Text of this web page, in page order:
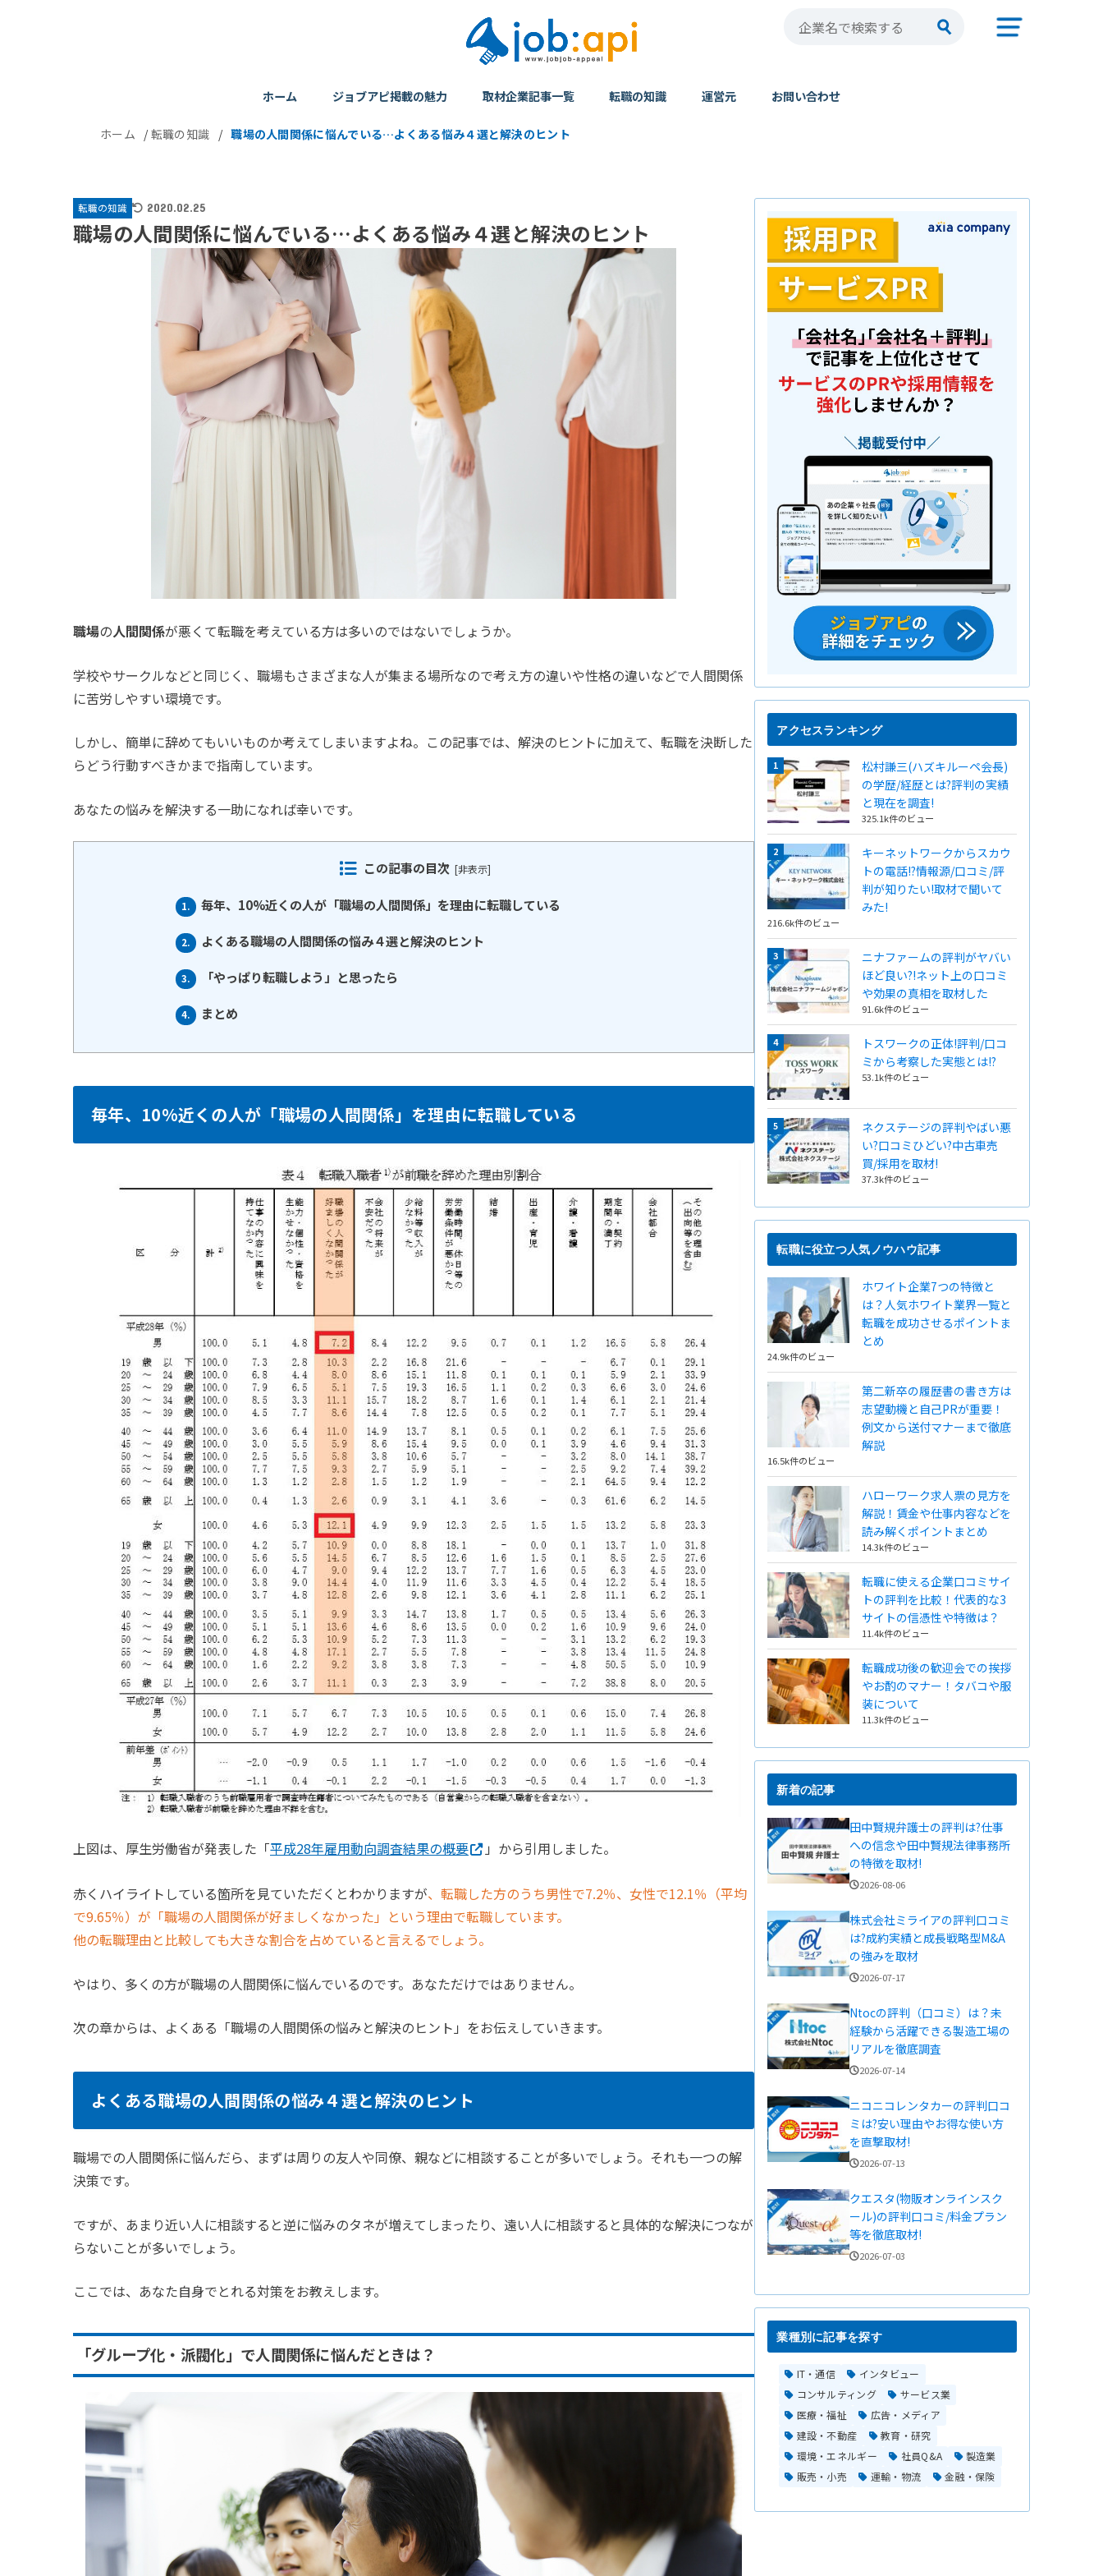
ホーム ジョブアピ掲載の魅力 取材企業記事一覧 転職の知識 運営元 お問い合わせ
ホーム /転職の知識 / 職場の人間関係に悩んでいる…よくある悩み４選と解決のヒント
転職の知識 2020.02.25
職場の人間関係に悩んでいる…よくある悩み４選と解決のヒント
職場の人間関係が悪くて転職を考えている方は多いのではないでしょうか。
学校やサークルなどと同じく、職場もさまざまな人が集まる場所なので考え方の違いや性格の違いなどで人間関係
に苦労しやすい環境です。
しかし、簡単に辞めてもいいものか考えてしまいますよね。この記事では、解決のヒントに加えて、転職を決断した
らどう行動すべきかまで指南しています。
あなたの悩みを解決する一助になれば幸いです。
この記事の目次 [非表示]
1. 毎年、10%近くの人が「職場の人間関係」を理由に転職している
2. よくある職場の人間関係の悩み４選と解決のヒント
3. 「やっぱり転職しよう」と思ったら
4. まとめ
毎年、10%近くの人が「職場の人間関係」を理由に転職している
上図は、厚生労働省が発表した「平成28年雇用動向調査結果の概要 」から引用しました。
赤くハイライトしている箇所を見ていただくとわかりますが、転職した方のうち男性で7.2％、女性で12.1％（平均
で9.65％）が「職場の人間関係が好ましくなかった」という理由で転職しています。
他の転職理由と比較しても大きな割合を占めていると言えるでしょう。
やはり、多くの方が職場の人間関係に悩んでいるのです。あなただけではありません。
次の章からは、よくある「職場の人間関係の悩みと解決のヒント」をお伝えしていきます。
よくある職場の人間関係の悩み４選と解決のヒント
職場での人間関係に悩んだら、まずは周りの友人や同僚、親などに相談することが多いでしょう。それも一つの解
決策です。
ですが、あまり近い人に相談すると逆に悩みのタネが増えてしまったり、遠い人に相談すると具体的な解決につなが
らないことが多いでしょう。
ここでは、あなた自身でとれる対策をお教えします。
「グループ化・派閥化」で人間関係に悩んだときは？
アクセスランキング
松村謙三(ハズキルーペ会長)
の学歴/経歴とは?評判の実績
と現在を調査!
325.1k件のビュー
キーネットワークからスカウ
トの電話!?情報源/口コミ/評
判が知りたい!取材で聞いて
みた!
216.6k件のビュー
ニナファームの評判がヤバい
ほど良い?!ネット上の口コミ
や効果の真相を取材した
91.6k件のビュー
トスワークの正体!評判/口コ
ミから考察した実態とは!?
53.1k件のビュー
ネクステージの評判やばい悪
い?口コミひどい?中古車売
買/採用を取材!
37.3k件のビュー
転職に役立つ人気ノウハウ記事
ホワイト企業7つの特徴と
は？人気ホワイト業界一覧と
転職を成功させるポイントま
とめ
24.9k件のビュー
第二新卒の履歴書の書き方は
志望動機と自己PRが重要！
例文から送付マナーまで徹底
解説
16.5k件のビュー
ハローワーク求人票の見方を
解説！賃金や仕事内容などを
読み解くポイントまとめ
14.3k件のビュー
転職に使える企業口コミサイ
トの評判を比較！代表的な3
サイトの信憑性や特徴は？
11.4k件のビュー
転職成功後の歓迎会での挨拶
やお酌のマナー！タバコや服
装について
11.3k件のビュー
新着の記事
田中賢規弁護士の評判は?仕事
への信念や田中賢規法律事務所
の特徴を取材!
2026-08-06
株式会社ミライアの評判口コミ
は?成約実績と成長戦略型M&A
の強みを取材
2026-07-17
Ntocの評判（口コミ）は？未
経験から活躍できる製造工場の
リアルを徹底調査
2026-07-14
ニコニコレンタカーの評判口コ
ミは?安い理由やお得な使い方
を直撃取材!
2026-07-13
クエスタ(物販オンラインスク
ール)の評判口コミ/料金プラン
等を徹底取材!
2026-07-03
業種別に記事を探す
IT・通信
インタビュー
コンサルティング
サービス業
医療・福祉
広告・メディア
建設・不動産
教育・研究
環境・エネルギー
社員Q&A
製造業
販売・小売
運輸・物流 金融・保険